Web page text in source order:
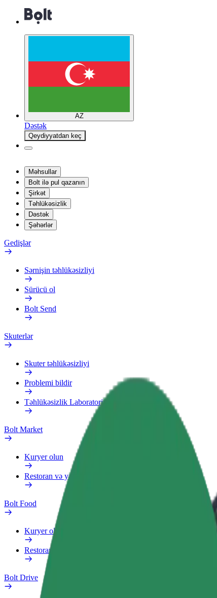
AZ
Dəstək
Qeydiyyatdan keç
Məhsullar
Bolt ilə pul qazanın
Şirkət
Təhlükəsizlik
Dəstək
Şəhərlər
Gedişlər
Sərnişin təhlükəsizliyi
Sürücü ol
Bolt Send
Skuterlər
Skuter təhlükəsizliyi
Problemi bildir
Təhlükəsizlik Laboratoriyası
Bolt Market
Kuryer olun
Restoran və ya mağaza əlavə edin
Bolt Food
Kuryer olun
Restoran və ya mağaza əlavə edin
Bolt Drive